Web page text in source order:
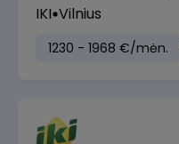
IKI Vilnius
1230 - 1968 €/mėn.